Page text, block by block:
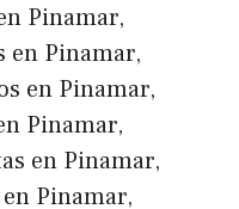
Pinamar,
en Pinamar,
en Pinamar,
Pinamar,
en Pinamar,
Pinamar,